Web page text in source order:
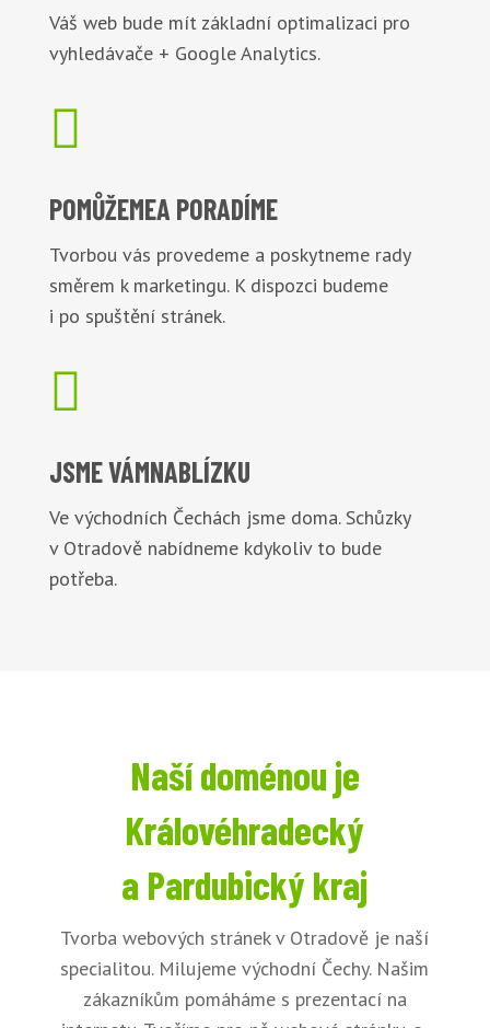
Váš web bude mít základní optimalizaci pro
vyhledávače + Google Analytics.

POMŮŽEMEA PORADÍME
Tvorbou vás provedeme a poskytneme rady
směrem k marketingu. K dispozci budeme
i po spuštění stránek.

JSME VÁMNABLÍZKU
Ve východních Čechách jsme doma. Schůzky
v Otradově nabídneme kdykoliv to bude
potřeba.
Naší doménou je
Královéhradecký
a Pardubický kraj
Tvorba webových stránek v Otradově je naší
specialitou. Milujeme východní Čechy. Našim
zákazníkům pomáháme s prezentací na